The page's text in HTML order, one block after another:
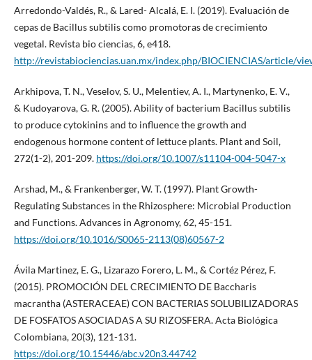
Arredondo-Valdés, R., & Lared- Alcalá, E. I. (2019). Evaluación de
cepas de Bacillus subtilis como promotoras de crecimiento
vegetal. Revista bio ciencias, 6, e418.
http://revistabiociencias.uan.mx/index.php/BIOCIENCIAS/article/
Arkhipova, T. N., Veselov, S. U., Melentiev, A. I., Martynenko, E. V.,
& Kudoyarova, G. R. (2005). Ability of bacterium Bacillus subtilis
to produce cytokinins and to influence the growth and
endogenous hormone content of lettuce plants. Plant and Soil,
272(1-2), 201-209. https://doi.org/10.1007/s11104-004-5047-x
Arshad, M., & Frankenberger, W. T. (1997). Plant Growth-
Regulating Substances in the Rhizosphere: Microbial Production
and Functions. Advances in Agronomy, 62, 45-151.
https://doi.org/10.1016/S0065-2113(08)60567-2
Ávila Martinez, E. G., Lizarazo Forero, L. M., & Cortéz Pérez, F.
(2015). PROMOCIÓN DEL CRECIMIENTO DE Baccharis
macrantha (ASTERACEAE) CON BACTERIAS SOLUBILIZADORAS
DE FOSFATOS ASOCIADAS A SU RIZOSFERA. Acta Biológica
Colombiana, 20(3), 121-131.
https://doi.org/10.15446/abc.v20n3.44742